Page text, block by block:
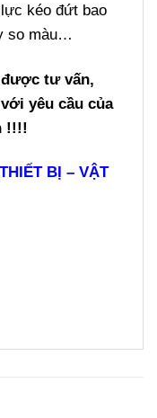
kéo đứt bao
so màu…
tư vấn,
yêu cầu của
!!!!
BỊ – VẬT